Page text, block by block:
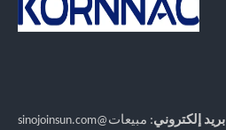
بريد إلكتروني: مبيعات @sinojoinsun.com